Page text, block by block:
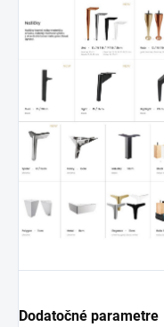
Dodatočné parametre